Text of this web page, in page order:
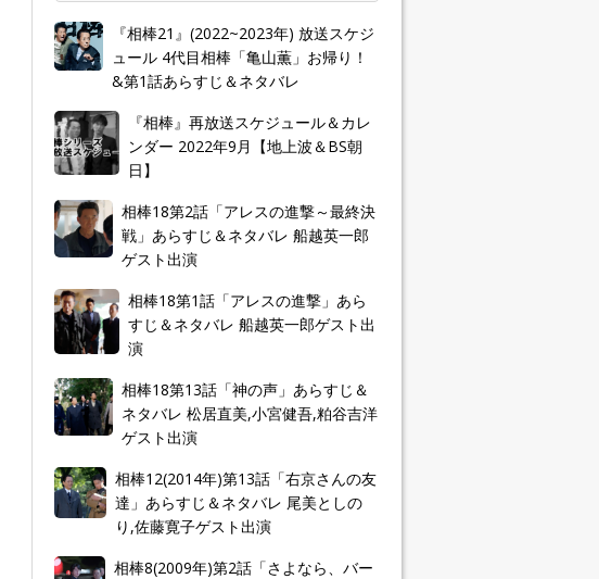
『相棒21』(2022~2023年) 放送スケジ
ュール 4代目相棒「亀山薫」お帰り！
&第1話あらすじ＆ネタバレ
『相棒』再放送スケジュール＆カレ
ンダー 2022年9月【地上波＆BS朝
日】
相棒18第2話「アレスの進撃～最終決
戦」あらすじ＆ネタバレ 船越英一郎
ゲスト出演
相棒18第1話「アレスの進撃」あら
すじ＆ネタバレ 船越英一郎ゲスト出
演
相棒18第13話「神の声」あらすじ＆
ネタバレ 松居直美,小宮健吾,粕谷吉洋
ゲスト出演
相棒12(2014年)第13話「右京さんの友
達」あらすじ＆ネタバレ 尾美としの
り,佐藤寛子ゲスト出演
相棒8(2009年)第2話「さよなら、バー